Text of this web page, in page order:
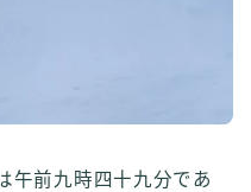
午前九時四十九分であ